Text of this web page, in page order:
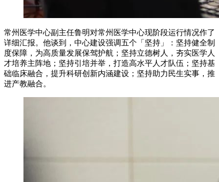
常州医学中心副主任鲁明对常州医学中心现阶段运行情况作了
详细汇报。他谈到，中心建设强调五个「坚持」：坚持健全制
度保障，为高质量发展保驾护航；坚持立德树人，夯实医学人
才培养主阵地；坚持引培并举，打造高水平人才队伍；坚持基
础临床融合，提升科研创新内涵建设；坚持助力民生实事，推
进产教融合。